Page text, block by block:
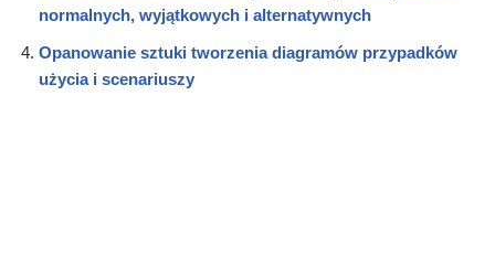
normalnych, wyjątkowych i alternatywnych
Opanowanie sztuki tworzenia diagramów przypadków
użycia i scenariuszy